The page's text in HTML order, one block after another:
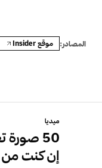
المصادر: موقع Insider
ميديا
50
إن كنت من